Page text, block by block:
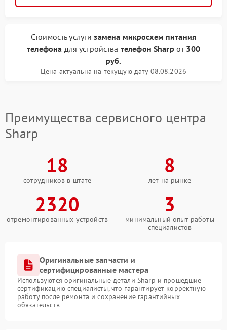
Стоимость услугизамена микросхем питания
телефона для устройства телефон Sharp от 300
руб.
Цена актуальна на текущую дату 08.08.2026
Преимущества сервисного центра
Sharp
18
сотрудников в штате
8
лет на рынке
2320
отремонтированных устройств
3
минимальный опыт работы
специалистов
Оригинальные запчасти и
сертифицированные мастера
Используются оригинальные детали Sharp и прошедшие
сертификацию специалисты, что гарантирует корректную
работу после ремонта и сохранение гарантийных
обязательств